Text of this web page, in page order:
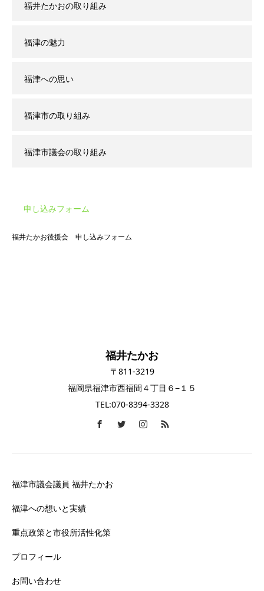
福井たかおの取り組み
福津の魅力
福津への思い
福津市の取り組み
福津市議会の取り組み
申し込みフォーム
福井たかお後援会 申し込みフォーム
福井たかお
〒811-3219
福岡県福津市西福間４丁目６−１５
TEL:070-8394-3328
福津市議会議員 福井たかお
福津への想いと実績
重点政策と市役所活性化策
プロフィール
お問い合わせ